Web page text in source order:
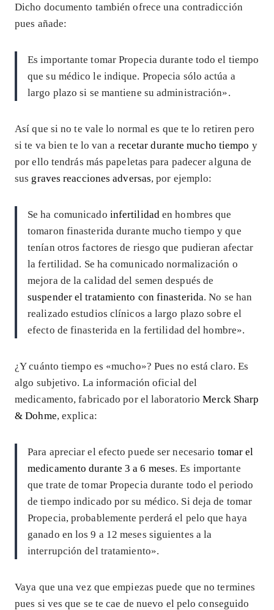
Dicho documento también ofrece una contradicción
pues añade:
Es importante tomar Propecia durante todo el tiempo
que su médico le indique. Propecia sólo actúa a
largo plazo si se mantiene su administración».
Así que si no te vale lo normal es que te lo retiren pero
si te va bien te lo van a recetar durante mucho tiempo y
por ello tendrás más papeletas para padecer alguna de
sus graves reacciones adversas, por ejemplo:
Se ha comunicado infertilidad en hombres que
tomaron finasterida durante mucho tiempo y que
tenían otros factores de riesgo que pudieran afectar
la fertilidad. Se ha comunicado normalización o
mejora de la calidad del semen después de
suspender el tratamiento con finasterida. No se han
realizado estudios clínicos a largo plazo sobre el
efecto de finasterida en la fertilidad del hombre».
¿Y cuánto tiempo es «mucho»? Pues no está claro. Es
algo subjetivo. La información oficial del
medicamento, fabricado por el laboratorioMerck Sharp
& Dohme, explica:
Para apreciar el efecto puede ser necesario tomar el
medicamento durante 3 a 6 meses. Es importante
que trate de tomar Propecia durante todo el periodo
de tiempo indicado por su médico. Si deja de tomar
Propecia, probablemente perderá el pelo que haya
ganado en los 9 a 12 meses siguientes a la
interrupción del tratamiento».
Vaya que una vez que empiezas puede que no termines
pues si ves que se te cae de nuevo el pelo conseguido